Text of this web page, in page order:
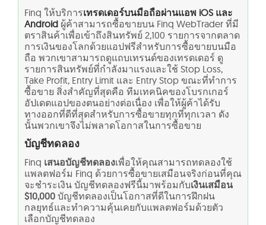
Finq ให้บริการเทรดเดอร์บนมือถือผ่านแอพ iOS และ
Android ผู้ค้าสามารถซื้อขายบน Finq WebTrader ที่มี
ตราสินค้าเพื่อเข้าถึงสินทรัพย์ 2,100 รายการจากตลาด
การเงินของโลกด้วยแอปฟรีสำหรับการซื้อขายบนมือ
ถือ พวกเขาสามารถดูแถบเทรนด์ของเทรดเดอร์ ดู
รายการสินทรัพย์ที่กำลังมาแรงและใช้ Stop Loss,
Take Profit, Entry Limit และ Entry Stop ขณะที่ทำการ
ซื้อขาย สิ่งสำคัญที่สุดคือ ทีมเทคนิคของโบรกเกอร์
อัปเดตแอปของตนอย่างต่อเนื่อง เพื่อให้ผู้ค้าได้รับ
ทางออกที่ดีที่สุดสำหรับการซื้อขายทุกที่ทุกเวลา ดัง
นั้นพวกเขาจึงไม่พลาดโอกาสในการซื้อขาย
บัญชีทดลอง
Finq เสนอบัญชีทดลองเพื่อให้คุณสามารถทดลองใช้
แพลตฟอร์ม Finq ด้วยการซื้อขายเสมือนจริงก่อนที่คุณ
จะชำระเงิน บัญชีทดลองฟรีนี้มาพร้อมกับเงินเสมือน
$10,000 บัญชีทดลองเป็นโอกาสที่ดีในการฝึกฝน
กลยุทธ์และทำความคุ้นเคยกับแพลตฟอร์มด้วยตัว
เลือกบัญชีทดลอง